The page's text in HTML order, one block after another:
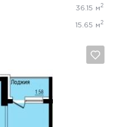
36.15 м 2
15.65 м 2